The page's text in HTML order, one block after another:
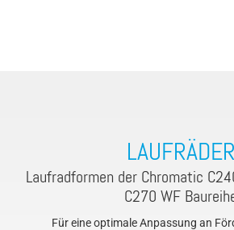
LAUFRÄDER
Laufradformen der Chromatic
C270 WF
Für eine optimale Anpassung an